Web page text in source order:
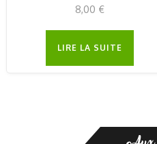
8,00 €
LIRE LA SUITE